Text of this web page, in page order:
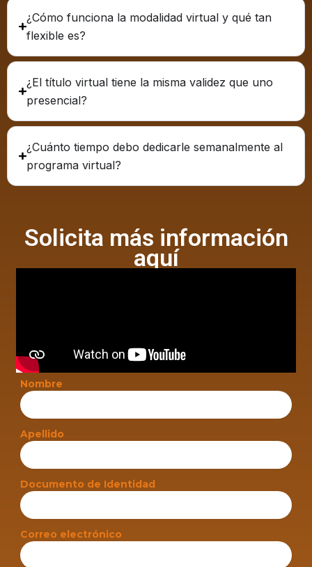
¿Cómo funciona la modalidad virtual y qué tan
flexible es?
¿El título virtual tiene la misma validez que uno
presencial?
¿Cuánto tiempo debo dedicarle semanalmente al
programa virtual?
Solicita más información
aquí
Nombre
Apellido
Documento de Identidad
Correo electrónico